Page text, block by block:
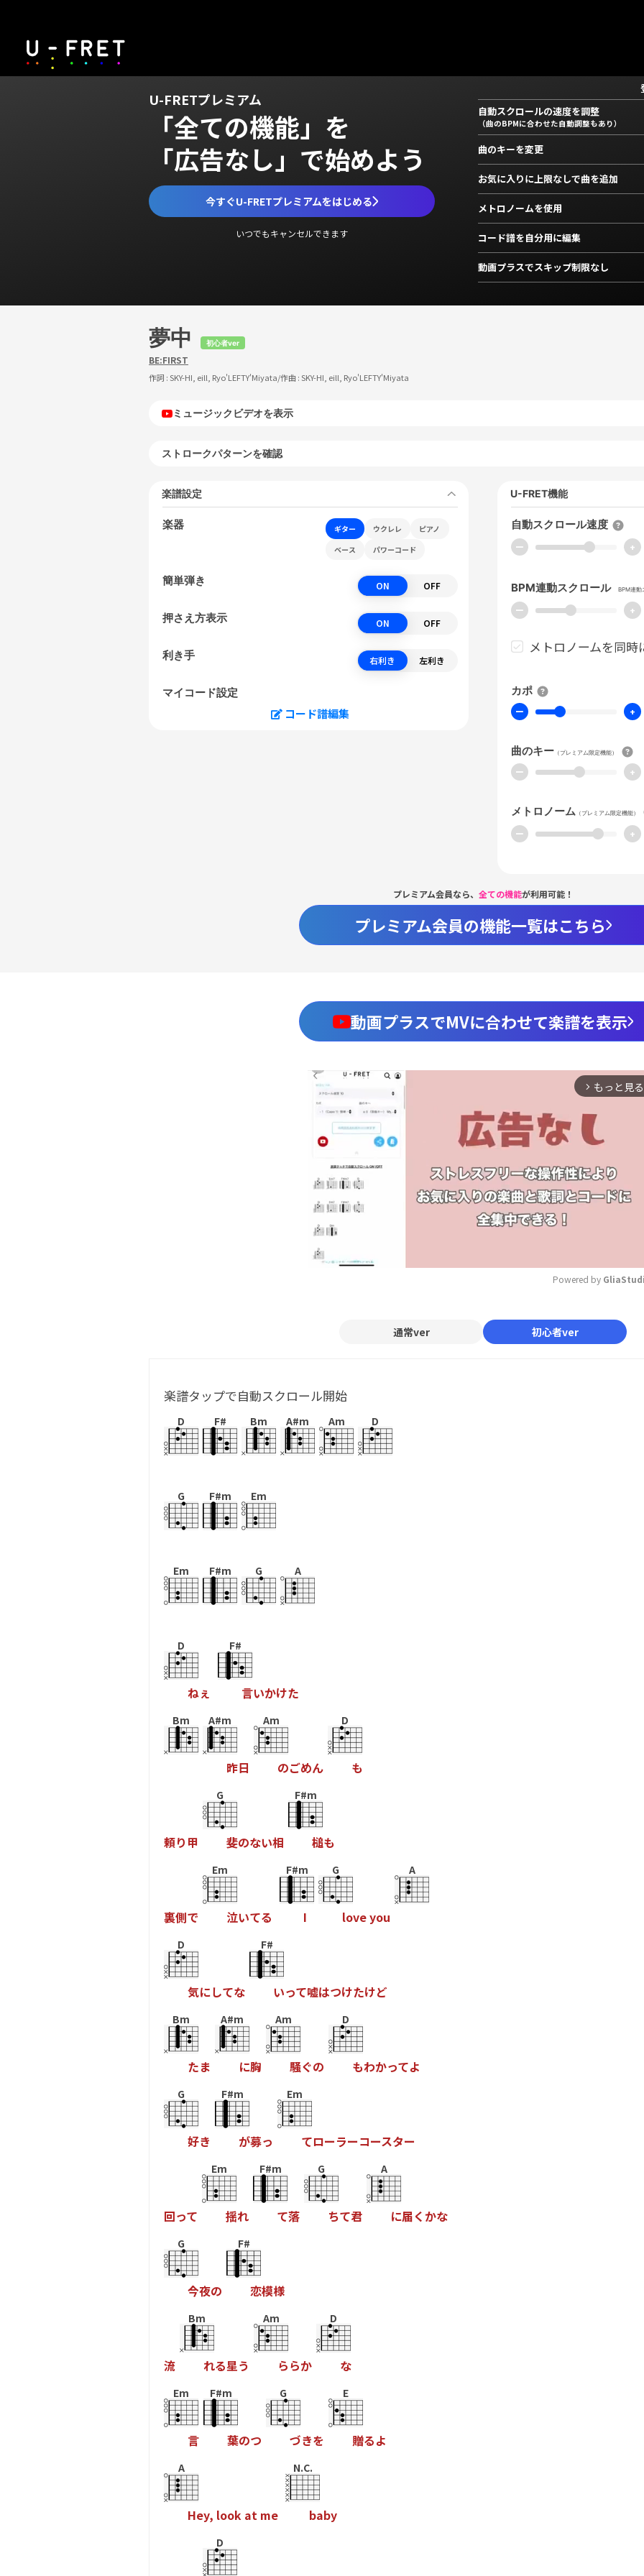
U-FRETプレミアム
「全ての機能」を
「広告なし」で始めよう
今すぐU-FRETプレミアムをはじめる
いつでもキャンセルできます
自動スクロールの速度を調整
（曲のBPMに合わせた自動調整もあり）
曲のキーを変更
お気に入りに上限なしで曲を追加
メトロノームを使用
コード譜を自分用に編集
動画プラスでスキップ制限なし
夢中 初心者ver
BE:FIRST
作詞 :SKY-HI, eill, Ryo'LEFTY'Miyata/作曲 :SKY-HI, eill, Ryo'LEFTY'Miyata
ミュージックビデオを表示
ストロークパターンを確認
楽譜設定
楽器 ギター ウクレレ
ピアノ
ベース
パワーコード
簡単弾き ON OFF
押さえ方表示 ON OFF
利き手 右利き 左利き
マイコード設定
コード譜編集
U-FRET機能
自動スクロール速度
ー +
BPM連動スクロール BPM連動
ー +
メトロノームを同時
カポ
ー +
曲のキー （プレミアム限定機能）
ー +
メトロノーム （プレミアム限定機能）
ー +
プレミアム会員なら、 全ての機能が利用可能！
プレミアム会員の機能一覧はこちら
動画プラスでMVに合わせて楽譜を表示
arrow_forward_ios もっと見る
Mute
Powered by
通常ver 初心者ver
楽譜タップで自動スクロール開始
D F# Bm A#m Am D
G F#m Em
Em F#m G A
D
ねぇ
F#
言いかけた
Bm A#m
昨日
Am
のごめん
D
も
頼り 甲
G
斐のない相
F#m
槌も
裏側で
Em
泣いてる
F#m
I
G
loveyou
A
D
気にしてな
F#
いって嘘はつけたけど
Bm
たま
A#m
に胸
Am
騒ぐの
D
もわかってよ
G
好き
F#m
が募っ
Em
てローラーコースター
回って
Em
揺れ
F#m
て落
G
ちて君
A
に届く かな
G
今夜の
F#
恋模様
流
Bm
れる星う
Am
ららか
D
な
Em
言
F#m
葉のつ
G
づきを
E
贈るよ
A
Hey, look at me
N.C.
baby
D